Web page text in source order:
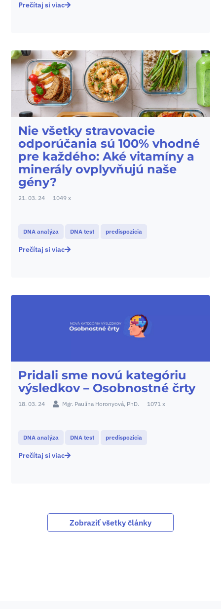
Prečítaj si viac
Nie všetky stravovacie
odporúčania sú 100% vhodné
pre každého: Aké vitamíny a
minerály ovplyvňujú naše
gény?
21. 03. 24 1049 x
DNA analýza DNA test predispozicia
Prečítaj si viac
Pridali sme novú kategóriu
výsledkov – Osobnostné črty
18. 03. 24 Mgr. Paulína Horonyová, PhD. 1071 x
DNA analýza DNA test predispozicia
Prečítaj si viac
Zobraziť všetky články